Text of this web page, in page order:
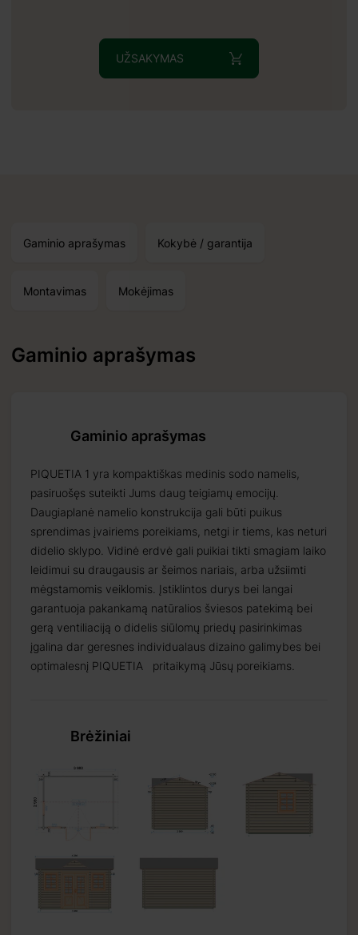
UŽSAKYMAS
Gaminio aprašymas Kokybė / garantija
Montavimas Mokėjimas
Gaminio aprašymas
Gaminio aprašymas
PIQUETIA 1 yra kompaktiškas medinis sodo namelis,
pasiruošęs suteikti Jums daug teigiamų emocijų.
Daugiaplanė namelio konstrukcija gali būti puikus
sprendimas įvairiems poreikiams, netgi ir tiems, kas neturi
didelio sklypo. Vidinė erdvė gali puikiai tikti smagiam laiko
leidimui su draugausis ar šeimos nariais, arba užsiimti
mėgstamomis veiklomis. Įstiklintos durys bei langai
garantuoja pakankamą natūralios šviesos patekimą bei
gerą ventiliaciją o didelis siūlomų priedų pasirinkimas
įgalina dar geresnes individualaus dizaino galimybes bei
optimalesnį PIQUETIA pritaikymą Jūsų poreikiams.
Brėžiniai
09 17